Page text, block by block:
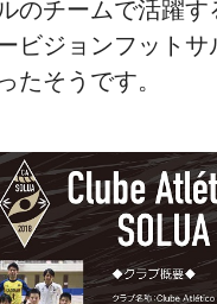
のチームで活躍す
ビジョンフット
たそうです。